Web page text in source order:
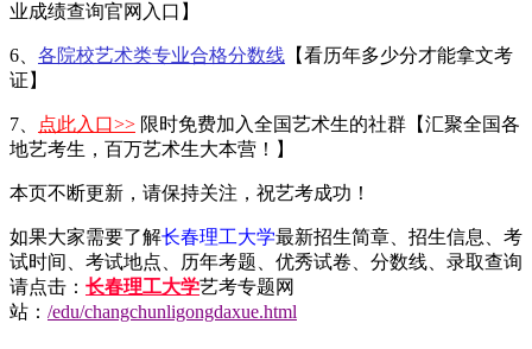
业成绩查询官网入口】
6、 各院校艺术类专业合格分数线 【看历年多少分才能拿文考
证】
7、 点此入口>> 限时免费加入全国艺术生的社群【汇聚全国各
地艺考生，百万艺术生大本营！】
本页不断更新，请保持关注，祝艺考成功！
如果大家需要了解长春理工大学最新招生简章、招生信息、考
试时间、考试地点、历年考题、优秀试卷、分数线、录取查询
请点击： 长春理工大学艺考专题网
站： /edu/changchunligongdaxue.html